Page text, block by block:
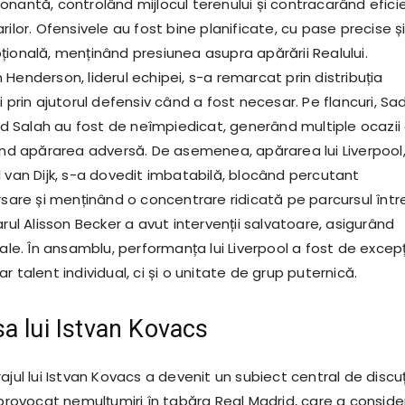
controlând mijlocul terenului și contracarând
Ofensivele au fost bine planificate, cu pase precise și
menținând presiunea asupra apărării Realului.
liderul echipei, s-a remarcat prin distribuția
prin ajutorul defensiv când a fost necesar. Pe flancuri,
Salah au fost de neîmpiedicat, generând multiple ocazii
apărarea adversă. De asemenea, apărarea lui Liverpool,
van Dijk, s-a dovedit imbatabilă, blocând percutant
și menținând o concentrare ridicată pe parcursul
Alisson Becker a avut intervenții salvatoare, asigurând
În ansamblu, performanța lui Liverpool a fost de
talent individual, ci și o unitate de grup puternică.
lui Istvan Kovacs
lui Istvan Kovacs a devenit un subiect central de
nemulțumiri în tabăra Real Madrid, care a